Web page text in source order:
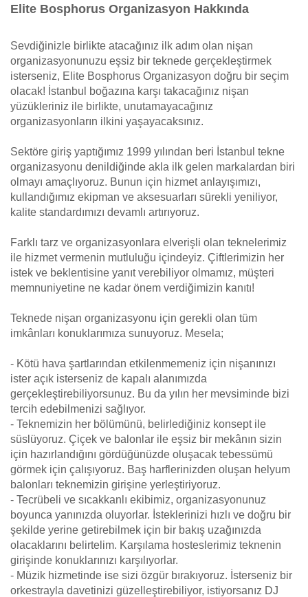
Elite Bosphorus Organizasyon Hakkında
Sevdiğinizle birlikte atacağınız ilk adım olan nişan
organizasyonunuzu eşsiz bir teknede gerçekleştirmek
isterseniz, Elite Bosphorus Organizasyon doğru bir seçim
olacak! İstanbul boğazına karşı takacağınız nişan
yüzükleriniz ile birlikte, unutamayacağınız
organizasyonların ilkini yaşayacaksınız.
Sektöre giriş yaptığımız 1999 yılından beri İstanbul tekne
organizasyonu denildiğinde akla ilk gelen markalardan biri
olmayı amaçlıyoruz. Bunun için hizmet anlayışımızı,
kullandığımız ekipman ve aksesuarları sürekli yeniliyor,
kalite standardımızı devamlı artırıyoruz.
Farklı tarz ve organizasyonlara elverişli olan teknelerimiz
ile hizmet vermenin mutluluğu içindeyiz. Çiftlerimizin her
istek ve beklentisine yanıt verebiliyor olmamız, müşteri
memnuniyetine ne kadar önem verdiğimizin kanıtı!
Teknede nişan organizasyonu için gerekli olan tüm
imkânları konuklarımıza sunuyoruz. Mesela;
- Kötü hava şartlarından etkilenmemeniz için nişanınızı
ister açık isterseniz de kapalı alanımızda
gerçekleştirebiliyorsunuz. Bu da yılın her mevsiminde bizi
tercih edebilmenizi sağlıyor.
- Teknemizin her bölümünü, belirlediğiniz konsept ile
süslüyoruz. Çiçek ve balonlar ile eşsiz bir mekânın sizin
için hazırlandığını gördüğünüzde oluşacak tebessümü
görmek için çalışıyoruz. Baş harflerinizden oluşan helyum
balonları teknemizin girişine yerleştiriyoruz.
- Tecrübeli ve sıcakkanlı ekibimiz, organizasyonunuz
boyunca yanınızda oluyorlar. İsteklerinizi hızlı ve doğru bir
şekilde yerine getirebilmek için bir bakış uzağınızda
olacaklarını belirtelim. Karşılama hosteslerimiz teknenin
girişinde konuklarınızı karşılıyorlar.
- Müzik hizmetinde ise sizi özgür bırakıyoruz. İsterseniz bir
orkestrayla davetinizi güzelleştirebiliyor, istiyorsanız DJ